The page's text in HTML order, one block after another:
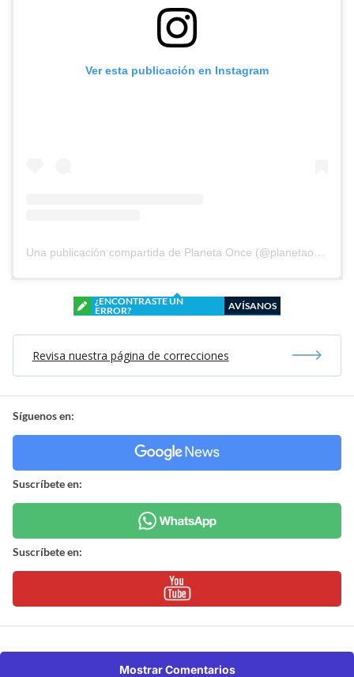
Ver esta publicación en Instagram
¿ENCONTRASTE UN
ERROR?
AVÍSANOS
Revisa nuestra página de correcciones
Síguenos en:
Suscríbete en:
Suscríbete en:
Mostrar Comentarios